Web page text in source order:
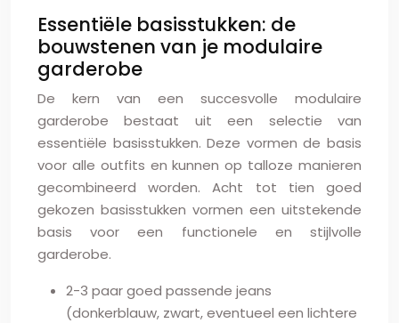
Essentiële basisstukken: de
bouwstenen van je modulaire
garderobe
De kern van een succesvolle modulaire
garderobe bestaat uit een selectie van
essentiële basisstukken. Deze vormen de basis
voor alle outfits en kunnen op talloze manieren
gecombineerd worden. Acht tot tien goed
gekozen basisstukken vormen een uitstekende
basis voor een functionele en stijlvolle
garderobe.
2-3 paar goed passende jeans
(donkerblauw, zwart, eventueel een lichtere